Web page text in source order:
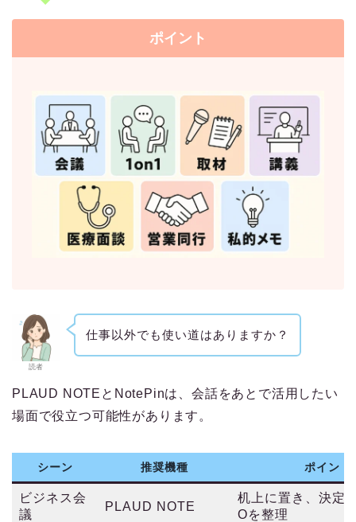
ポイント
読者
仕事以外でも使い道はありますか？
PLAUD NOTEとNotePinは、会話をあとで活用したい
場面で役立つ可能性があります。
シーン 推奨機種 ポイント
ビジネス会
議
PLAUD NOTE
机上に置き、決定
Oを整理